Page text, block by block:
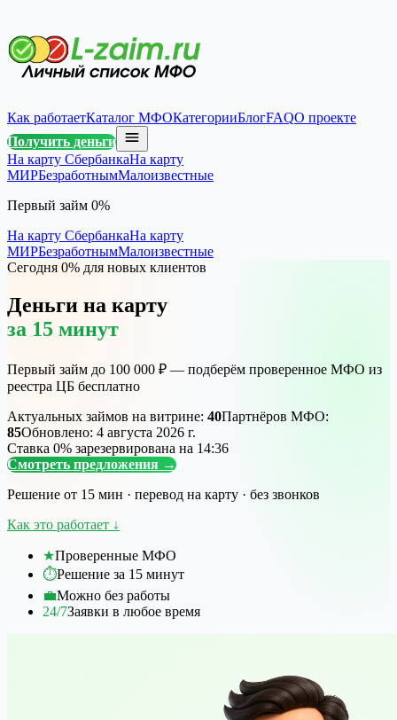
Как работаетКаталог МФОКатегорииБлогFAQО проекте
Получить деньги
На карту СбербанкаНа карту
МИРБезработнымМалоизвестные
Первый займ 0%
На карту СбербанкаНа карту
МИРБезработнымМалоизвестные
Сегодня 0% для новых клиентов
Деньги на карту
за 15 минут
Первый займ до 100 000 ₽ — подберём проверенное МФО из
реестра ЦБ бесплатно
Актуальных займов на витрине: 40Партнёров МФО:
85Обновлено: 4 августа 2026 г.
Ставка 0% зарезервирована на 14:36
Смотреть предложения →
Решение от 15 мин · перевод на карту · без звонков
Как это работает ↓
★Проверенные МФО
⏱Решение за 15 минут
💼Можно без работы
24/7Заявки в любое время